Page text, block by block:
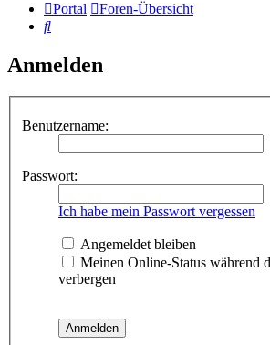
Portal
Foren-Übersicht
Suche
Anmelden
Benutzername:
Passwort:
Ich habe mein Passwort vergessen
Angemeldet bleiben
Meinen Online-Status während
verbergen